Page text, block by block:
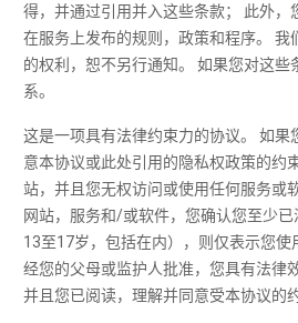
得，并通过引用并入这些条款； 此外，
在服务上发布的规则，政策和程序。 我
的权利，恕不另行通知。 如果您对这些
系。
这是一项具有法律约束力的协议。 如果
意本协议或此处引用的隐私权政策的约
站，并且您无权访问或使用任何服务或
网站，服务和/或软件，您确认您至少
13至17岁，包括在内），则仅表示您
经您的父母或监护人批准，您具有法律
并且您已阅读，理解并同意受本协议的约